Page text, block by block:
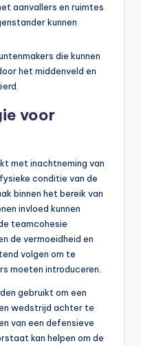
aanvallers en ruimtes
kunnen
die kunnen
het middenveld en
voor
met inachtneming van
conditie van de
binnen het bereik van
invloed kunnen
teamcohesie
de vermoeidheid en
volgen om te
moeten introduceren.
gebruikt om een
wedstrijd achter te
van een defensieve
kan helpen om de